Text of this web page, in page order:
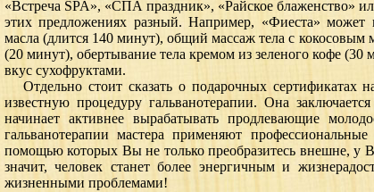
«Встреча SPA», «СПА праздник», «Райское блаженство»
этих предложениях разный. Например, «Фиеста»
масла (длится 140 минут), общий массаж тела с
(20 минут), обертывание тела кремом из зеленого кофе
вкус сухофруктами.
Отдельно стоит сказать о подарочных сертификатах
известную процедуру гальванотерапии. Она
начинает активнее вырабатывать продлевающие
гальванотерапии мастера применяют
помощью которых Вы не только преобразитесь внешне, у
значит, человек станет более энергичным и
жизненными проблемами!